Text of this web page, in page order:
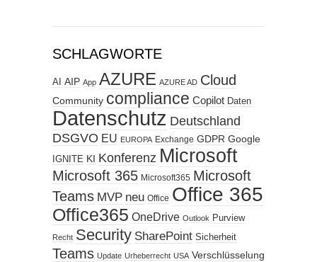
SCHLAGWORTE
AI AIP App AZURE AZURE AD Cloud
Community compliance Copilot Daten
Datenschutz Deutschland
DSGVO EU EUROPA Exchange GDPR Google
IGNITE KI Konferenz Microsoft
Microsoft 365 Microsoft365 Microsoft
Teams MVP neu Office Office 365
Office365 OneDrive Outlook Purview
Recht Security SharePoint Sicherheit
Teams Update Urheberrecht USA Verschlüsselung